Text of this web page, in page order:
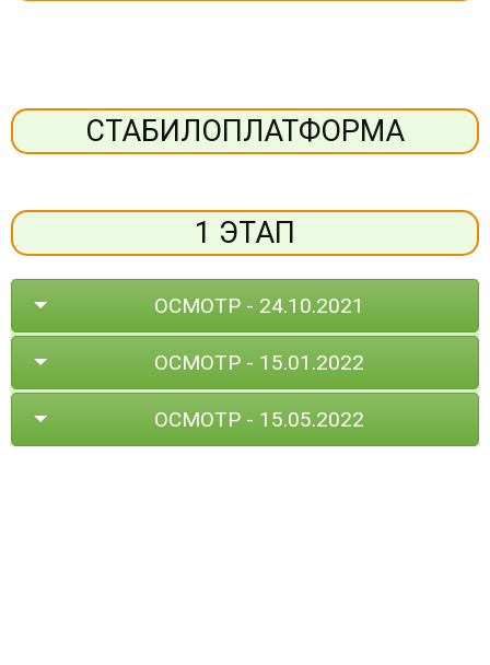
СТАБИЛОПЛАТФОРМА
1 ЭТАП
ОСМОТР - 24.10.2021
ОСМОТР - 15.01.2022
ОСМОТР - 15.05.2022